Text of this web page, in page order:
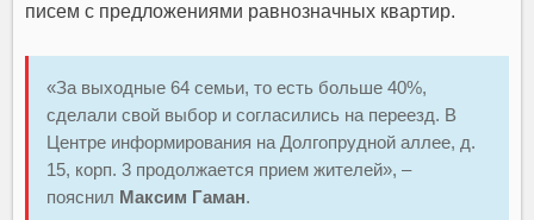
писем с предложениями равнозначных квартир.
«За выходные 64 семьи, то есть больше 40%,
сделали свой выбор и согласились на переезд. В
Центре информирования на Долгопрудной аллее, д.
15, корп. 3 продолжается прием жителей», –
пояснил Максим Гаман.